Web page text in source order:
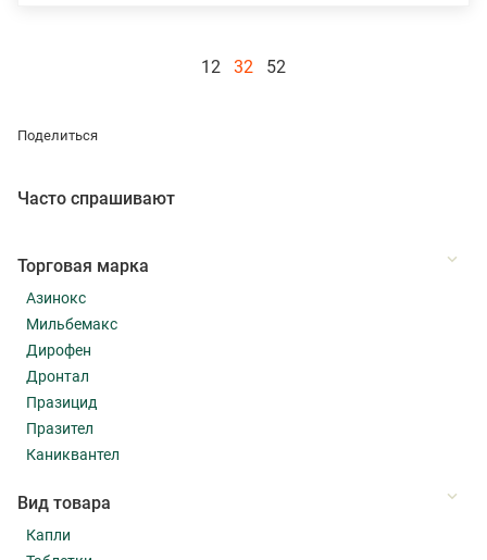
12 32 52
Поделиться
Часто спрашивают
Торговая марка
Азинокс
Мильбемакс
Дирофен
Дронтал
Празицид
Празител
Каниквантел
Вид товара
Капли